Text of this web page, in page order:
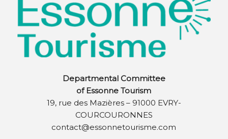
Departmental Committee
of Essonne Tourism
19, rue des Mazières – 91000 EVRY-
COURCOURONNES
contact@essonnetourisme.com